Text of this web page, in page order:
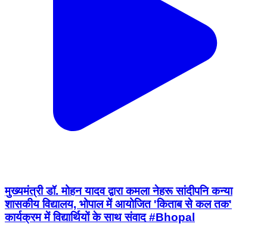
मुख्यमंत्री डॉ. मोहन यादव द्वारा कमला नेहरू सांदीपनि कन्या
शासकीय विद्यालय, भोपाल में आयोजित 'किताब से कल तक'
कार्यक्रम में विद्यार्थियों के साथ संवाद #Bhopal